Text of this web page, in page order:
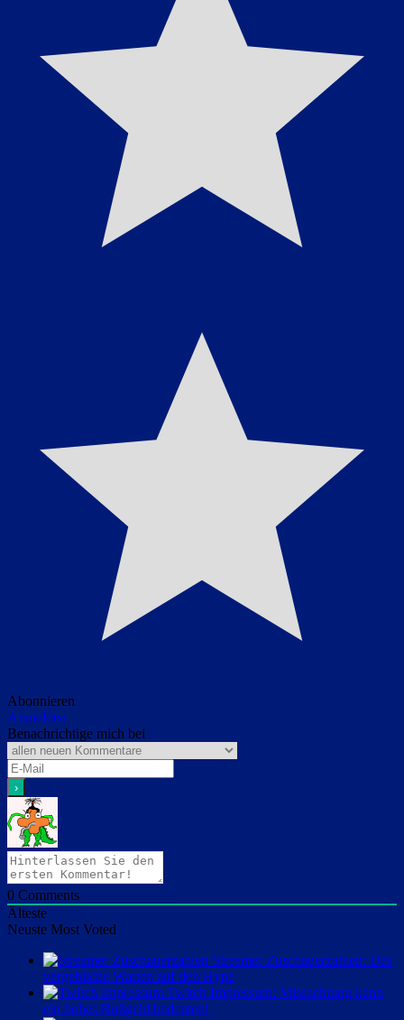
Abonnieren
Anmelden
Benachrichtige mich bei
0 Comments
Älteste
Neuste Most Voted
Streamer Zuschauerzahlen: Das
vergebliche Warten auf den Hype
Twitch Impressum: Missachtung kann
ein hohes Bußgeld bedeuten!